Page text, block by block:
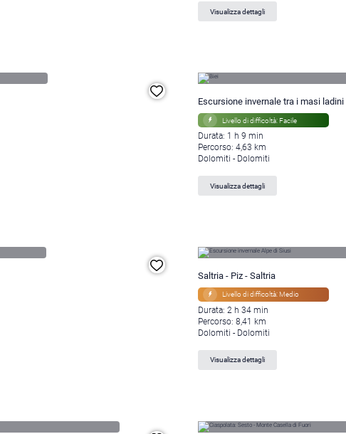
Visualizza dettagli
Escursione invernale tra i masi ladini
Livello di difficoltà: Facile
Durata: 1 h 9 min
Percorso: 4,63 km
Dolomiti - Dolomiti
Visualizza dettagli
Saltria - Piz - Saltria
Livello di difficoltà: Medio
Durata: 2 h 34 min
Percorso: 8,41 km
Dolomiti - Dolomiti
Visualizza dettagli